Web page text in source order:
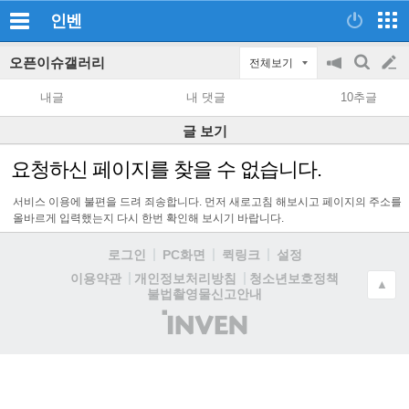
인벤
오픈이슈갤러리 전체보기
공
지
on/off
검
색
글
쓰
기
내글 내 댓글 10추글
글 보기
요청하신 페이지를 찾을 수 없습니다.
서비스 이용에 불편을 드려 죄송합니다. 먼저 새로고침 해보시고 페이지의 주소를
올바르게 입력했는지 다시 한번 확인해 보시기 바랍니다.
로그인 PC화면 퀵링크
설정
이용약관
개인정보처리방침
청소년보호정책
불법촬영물신고안내
(주)
인
▲